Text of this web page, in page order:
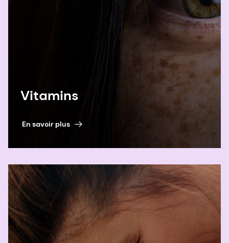
maternelle préconceptionnelle en vitamine
B12 améliore le développement neurologique
de la progéniture à l'âge de 2 ans : Procès
PRIYA. Devant. Pédiatrie. Vol 9. 2021.
& 4 Cetin I, Carlson SE, Burden C, da Fonseca
EB, di Renzo GC, Hadjipanayis A, Harris WS,
Kumar KR, Olsen SF, Mader S, McAuliffe
FM, Muhlhausler B, Oken E, Poon LC, Poston L,
Ramakrishnan U, Roehr CC, Savona-Ventura
C, Smuts CM, Sotiriadis A, Su KP, Tribe
Guideline on behalf of Asia Pacific Health
Association (Pediatric-Neonatology Branch),
Child Health Foundation
(Stiftung Kindergesundheit), European
Academy of Paediatrics, European Board
Vitamins
En savoir plus